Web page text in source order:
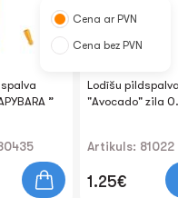
”
Lodīšu
"Avocado" zila
Artikuls: 81022
1.25€
Cena ar PVN
Cena bez PVN